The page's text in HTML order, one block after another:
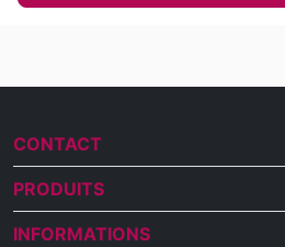
CONTACT
PRODUITS
INFORMATIONS